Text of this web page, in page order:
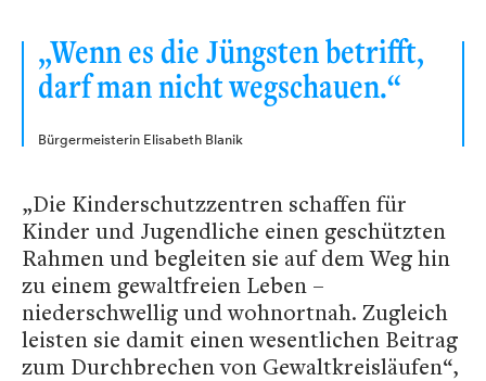
„Wenn es die Jüngsten betrifft,
darf man nicht wegschauen.“
Bürgermeisterin Elisabeth Blanik
„Die Kinderschutzzentren schaffen für
Kinder und Jugendliche einen geschützten
Rahmen und begleiten sie auf dem Weg hin
zu einem gewaltfreien Leben –
niederschwellig und wohnortnah. Zugleich
leisten sie damit einen wesentlichen Beitrag
zum Durchbrechen von Gewaltkreisläufen“,